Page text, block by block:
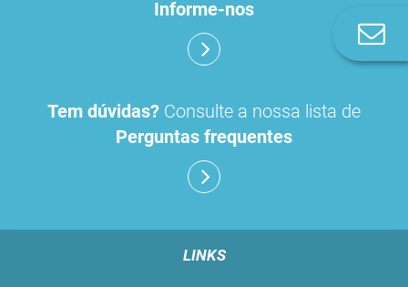
Informe-nos
Tem dúvidas? Consulte a nossa lista de
Perguntas frequentes
LINKS